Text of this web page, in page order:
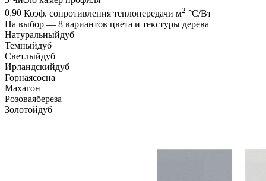
0,90 Коэф. сопротивления теплопередачи м2 °С/Вт
На выбор — 8 вариантов цвета и текстуры дерева
Натуральныйдуб
Темныйдуб
Светлыйдуб
Ирландскийдуб
Горнаясосна
Махагон
Розоваябереза
Золотойдуб